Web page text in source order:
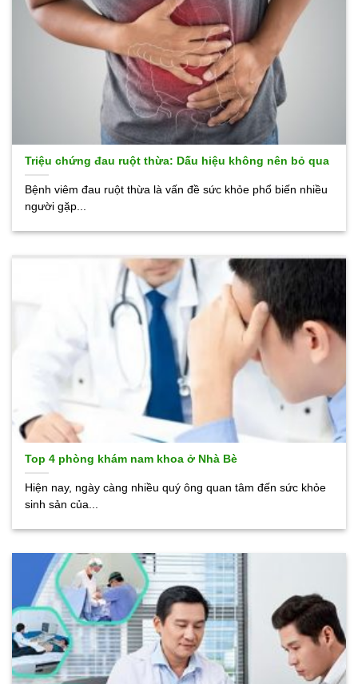
Triệu chứng đau ruột thừa: Dấu hiệu không nên bỏ qua
Bệnh viêm đau ruột thừa là vấn đề sức khỏe phổ biến nhiều
người gặp...
Top 4 phòng khám nam khoa ở Nhà Bè
Hiện nay, ngày càng nhiều quý ông quan tâm đến sức khỏe
sinh sản của...